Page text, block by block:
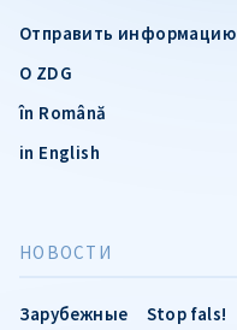
Отправить информацию
О ZDG
în Română
in English
НОВОСТИ
Зарубежные Stop fals!